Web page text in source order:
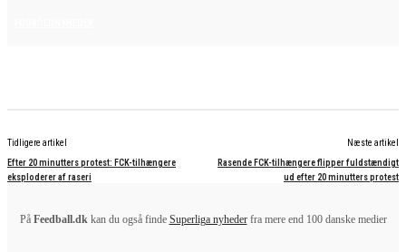
Tidligere artikel
Efter 20 minutters protest: FCK-tilhængere
eksploderer af raseri
Næste artikel
Rasende FCK-tilhængere flipper fuldstændigt
ud efter 20 minutters protest
På Feedball.dkkan du også finde Superliga nyhederfra mere end 100 danske medier